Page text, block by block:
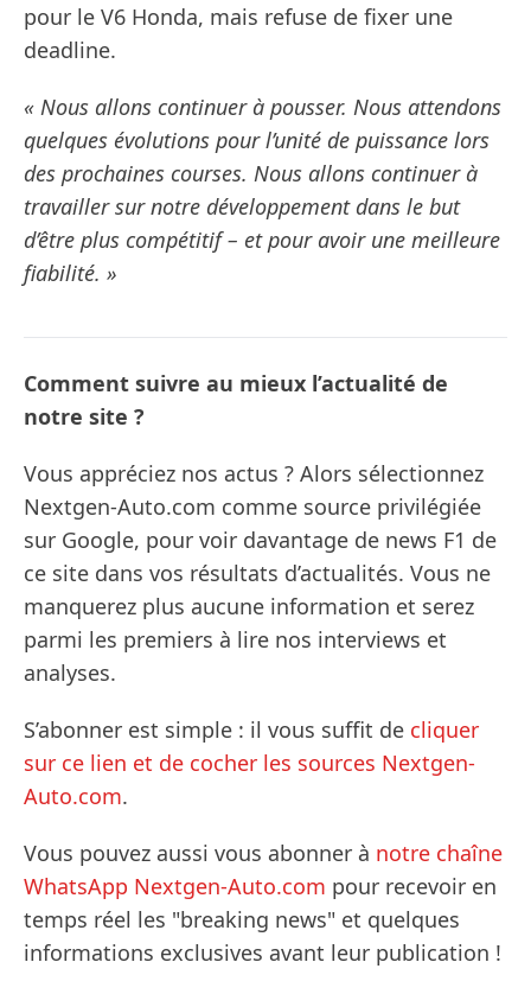
pour le V6 Honda, mais refuse de fixer une
deadline.
« Nous allons continuer à pousser. Nous attendons
quelques évolutions pour l’unité de puissance lors
des prochaines courses. Nous allons continuer à
travailler sur notre développement dans le but
d’être plus compétitif – et pour avoir une meilleure
fiabilité. »
Comment suivre au mieux l’actualité de
notre site ?
Vous appréciez nos actus ? Alors sélectionnez
Nextgen-Auto.com comme source privilégiée
sur Google, pour voir davantage de news F1 de
ce site dans vos résultats d’actualités. Vous ne
manquerez plus aucune information et serez
parmi les premiers à lire nos interviews et
analyses.
S’abonner est simple : il vous suffit de cliquer
sur ce lien et de cocher les sources Nextgen-
Auto.com.
Vous pouvez aussi vous abonner à notre chaîne
WhatsApp Nextgen-Auto.com pour recevoir en
temps réel les "breaking news" et quelques
informations exclusives avant leur publication !